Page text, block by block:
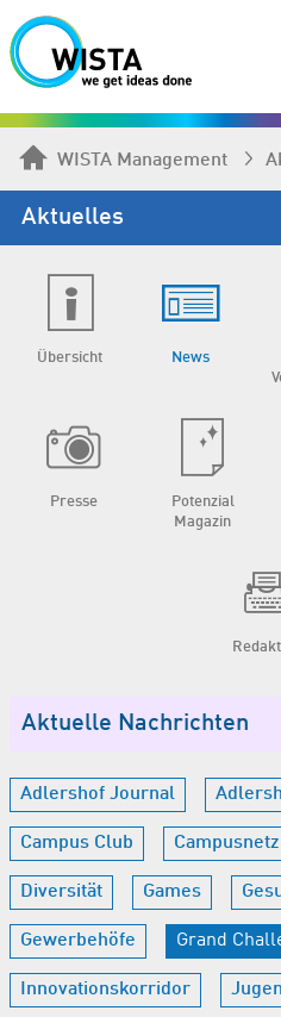
WISTA Management
Aktuelles
Übersicht News
Presse
Potenzial
Magazin
Aktuelle Nachrichten
Adlershof Journal
Campus Club Campusnetz
Diversität Games
Gewerbehöfe Grand
Innovationskorridor